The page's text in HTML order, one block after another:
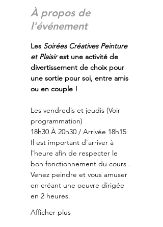
À propos de
l'événement
Les Soirées Créatives Peinture
et Plaisir est une activité de
divertissement de choix pour
une sortie pour soi, entre amis
ou en couple !
Les vendredis et jeudis (Voir
programmation)
18h30 À 20h30 / Arrivée 18h15
Il est important d'arriver à
l'heure afin de respecter le
bon fonctionnement du cours .
Venez peindre et vous amuser
en créant une oeuvre dirigée
en 2 heures.
Afficher plus